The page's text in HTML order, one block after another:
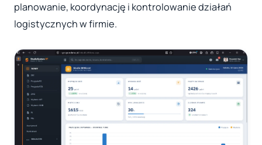
planowanie, koordynację i kontrolowanie działań
logistycznych w firmie.